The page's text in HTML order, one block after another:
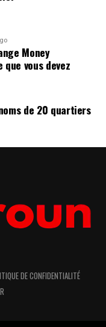
Money
que vous devez
de 20 quartiers
DE CONFIDENTIALITÉ